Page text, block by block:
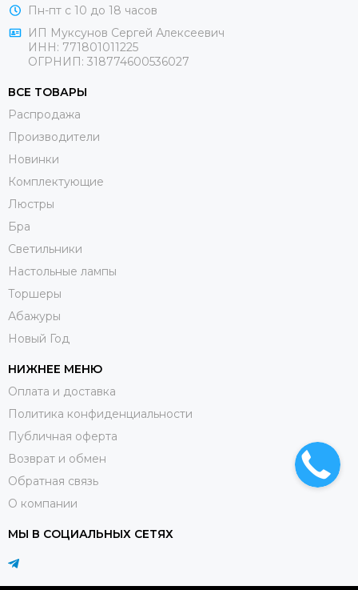
Пн-пт с 10 до 18 часов
ИП Муксунов Сергей Алексеевич
ИНН: 771801011225
ОГРНИП: 318774600536027
ВСЕ ТОВАРЫ
Распродажа
Производители
Новинки
Комплектующие
Люстры
Бра
Светильники
Настольные лампы
Торшеры
Абажуры
Новый Год
НИЖНЕЕ МЕНЮ
Оплата и доставка
Политика конфиденциальности
Публичная оферта
Возврат и обмен
Обратная связь
О компании
МЫ В СОЦИАЛЬНЫХ СЕТЯХ